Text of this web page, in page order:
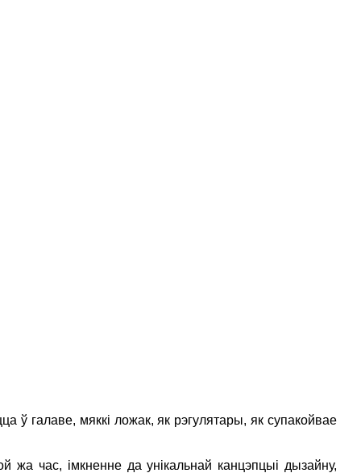
ў галаве, мяккі ложак, як рэгулятары, як супакойвае
час, імкненне да унікальнай канцэпцыі дызайну,